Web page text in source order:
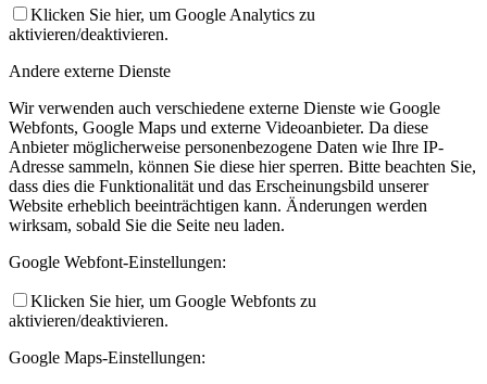
Klicken Sie hier, um Google Analytics zu
aktivieren/deaktivieren.
Andere externe Dienste
Wir verwenden auch verschiedene externe Dienste wie Google
Webfonts, Google Maps und externe Videoanbieter. Da diese
Anbieter möglicherweise personenbezogene Daten wie Ihre IP-
Adresse sammeln, können Sie diese hier sperren. Bitte beachten Sie,
dass dies die Funktionalität und das Erscheinungsbild unserer
Website erheblich beeinträchtigen kann. Änderungen werden
wirksam, sobald Sie die Seite neu laden.
Google Webfont-Einstellungen:
Klicken Sie hier, um Google Webfonts zu
aktivieren/deaktivieren.
Google Maps-Einstellungen: